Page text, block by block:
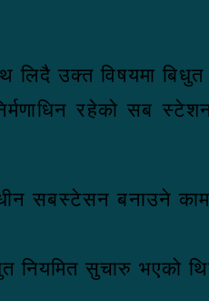
उक्त विषयमा
रहेको सब
सबस्टेसन बनाउने
नियमित सुचारु भएको